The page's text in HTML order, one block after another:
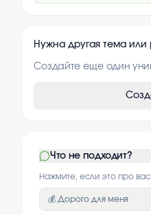
Нужна другая тема или
Создайте еще один
Что не подходит?
Нажмите, если это про
💰 Дорого для меня